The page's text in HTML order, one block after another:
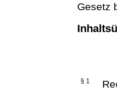
Gesetz
§ 1